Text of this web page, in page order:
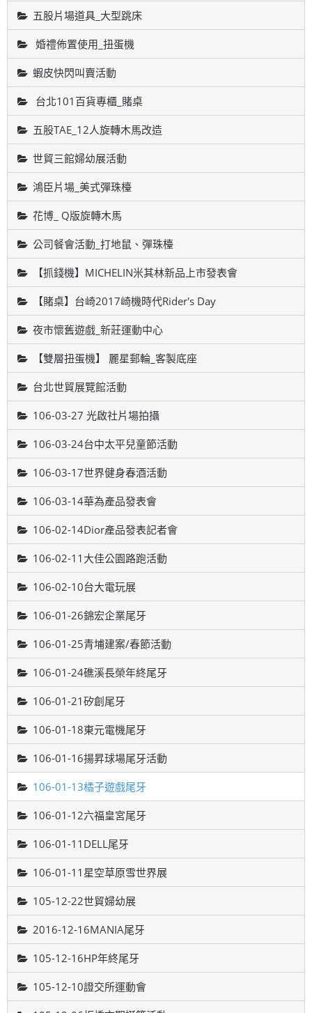
五股片場道具_大型跳床
婚禮佈置使用_扭蛋機
蝦皮快閃叫賣活動
台北101百貨專櫃_賭桌
五股TAE_12人旋轉木馬改造
世貿三館婦幼展活動
鴻臣片場_美式彈珠檯
花博_ Q版旋轉木馬
公司餐會活動_打地鼠、彈珠檯
【抓錢機】MICHELIN米其林新品上市發表會
【賭桌】台崎2017崎機時代Rider's Day
夜市懷舊遊戲_新莊運動中心
【雙層扭蛋機】 麗星郵輪_客製底座
台北世貿展覽館活動
106-03-27 光啟社片場拍攝
106-03-24台中太平兒童節活動
106-03-17世界健身春酒活動
106-03-14華為產品發表會
106-02-14Dior產品發表記者會
106-02-11大佳公園路跑活動
106-02-10台大電玩展
106-01-26錦宏企業尾牙
106-01-25青埔建案/春節活動
106-01-24礁溪長榮年終尾牙
106-01-21矽創尾牙
106-01-18東元電機尾牙
106-01-16揚昇球場尾牙活動
106-01-13橘子遊戲尾牙
106-01-12六福皇宮尾牙
106-01-11DELL尾牙
106-01-11星空草原雪世界展
105-12-22世貿婦幼展
2016-12-16MANIA尾牙
105-12-16HP年終尾牙
105-12-10證交所運動會